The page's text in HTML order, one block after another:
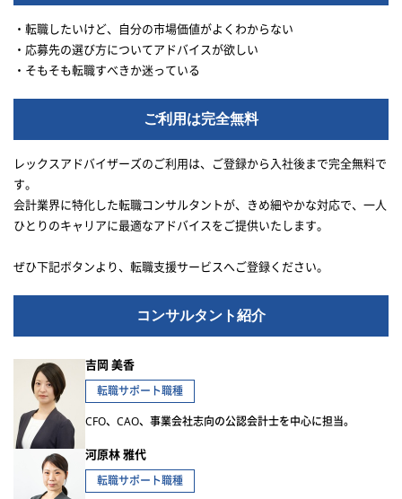
・転職したいけど、自分の市場価値がよくわからない
・応募先の選び方についてアドバイスが欲しい
・そもそも転職すべきか迷っている
ご利用は完全無料
レックスアドバイザーズのご利用は、ご登録から入社後まで完全無料で
す。
会計業界に特化した転職コンサルタントが、きめ細やかな対応で、一人
ひとりのキャリアに最適なアドバイスをご提供いたします。
ぜひ下記ボタンより、転職支援サービスへご登録ください。
コンサルタント紹介
吉岡 美香
転職サポート職種
CFO、CAO、事業会社志向の公認会計士を中心に担当。
河原林 雅代
転職サポート職種